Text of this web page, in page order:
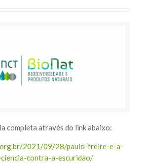
completa através do link abaixo:
2021/09/28/paulo-freire-e-a-
contra-a-escuridao/